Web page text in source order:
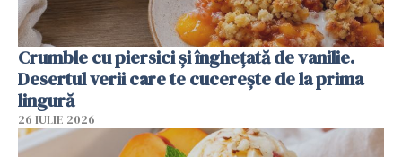
Crumble cu piersici și înghețată de vanilie.
Desertul verii care te cucerește de la prima
lingură
26 IULIE 2026